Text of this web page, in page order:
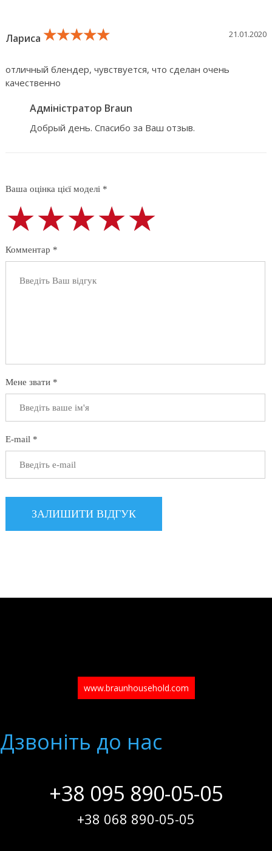
Лариса ★★★★★
★★★★★
★★★★★ 21.01.2020
отличный блендер, чувствуется, что сделан очень
качественно
Адміністратор Braun
Добрый день. Спасибо за Ваш отзыв.
Ваша оцінка цієї моделі *
★★★★★
★★★★★
★★★★★
Комментар *
Мене звати *
E-mail *
www.braunhousehold.com
Дзвонiть до нас
+38 095 890-05-05
+38 068 890-05-05